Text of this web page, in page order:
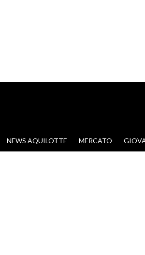
VAI AL CONTENUTO
NEWS AQUILOTTE MERCATO